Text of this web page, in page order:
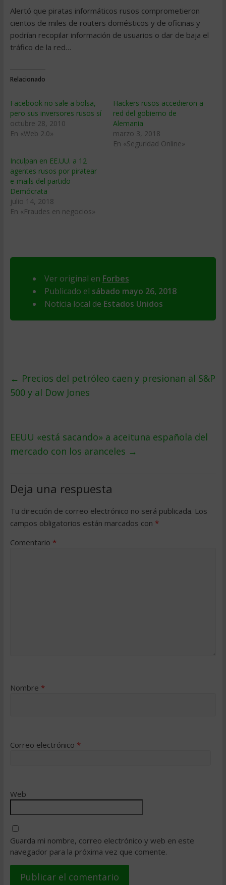
Alertó que piratas informáticos rusos comprometieron
cientos de miles de routers domésticos y de oficinas y
podrían recopilar información de usuarios o dar de baja el
tráfico de la red…
Relacionado
Facebook no sale a bolsa,
pero sus inversores rusos sí
octubre 28, 2010
En «Web 2.0»
Hackers rusos accedieron a
red del gobierno de
Alemania
marzo 3, 2018
En «Seguridad Online»
Inculpan en EE.UU. a 12
agentes rusos por piratear
e-mails del partido
Demócrata
julio 14, 2018
En «Fraudes en negocios»
Ver original en Forbes
Publicado el sábado mayo 26, 2018
Noticia local de Estados Unidos
← Precios del petróleo caen y presionan al S&P
500 y al Dow Jones
EEUU «está sacando» a aceituna española del
mercado con los aranceles →
Deja una respuesta
Tu dirección de correo electrónico no será publicada. Los
campos obligatorios están marcados con *
Comentario *
Nombre *
Correo electrónico *
Web
Guarda mi nombre, correo electrónico y web en este
navegador para la próxima vez que comente.